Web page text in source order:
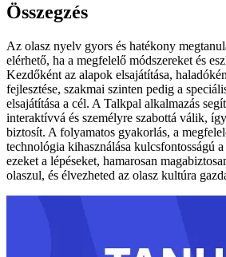
Összegzés
Az olasz nyelv gyors és hatékony
elérhető, ha a megfelelő módszereket és
Kezdőként az alapok elsajátítása,
fejlesztése, szakmai szinten pedig a
elsajátítása a cél. A Talkpal alkalmazás
interaktívvá és személyre szabottá válik,
biztosít. A folyamatos gyakorlás, a
technológia kihasználása kulcsfontosságú
ezeket a lépéseket, hamarosan
olaszul, és élvezheted az olasz kultúra